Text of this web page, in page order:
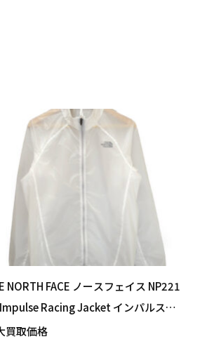
NORTH FACE ノースフェイス NP221
Racing Jacket インパルスレ
ングジャケット クリア ホワイト Mサ
買取価格